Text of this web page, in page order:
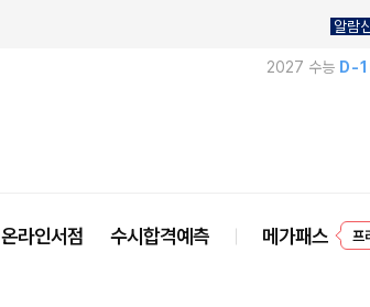
알람
2027 수능 D-
온라인서점 수시합격예측 메가패스